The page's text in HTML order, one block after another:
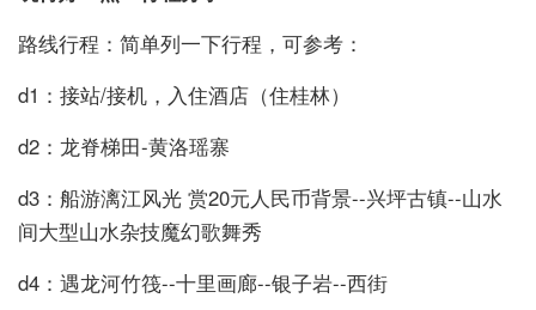
路线行程：简单列一下行程，可参考：
d1：接站/接机，入住酒店（住桂林）
d2：龙脊梯田-黄洛瑶寨
d3：船游漓江风光 赏20元人民币背景--兴坪古镇--山水
间大型山水杂技魔幻歌舞秀
d4：遇龙河竹筏--十里画廊--银子岩--西街